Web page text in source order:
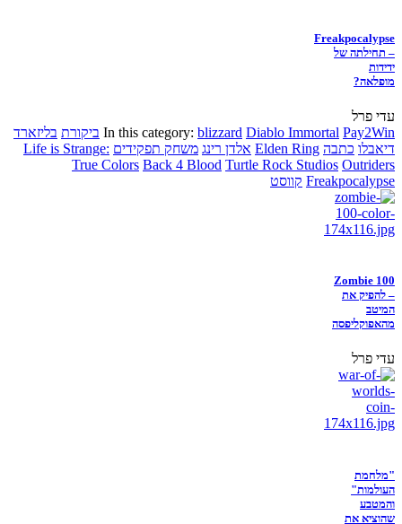
Freakpocalypse
– תחילתה של
ידידות
מופלאה?
עדי פרל
In this category: blizzard Diablo Immortal Pay2Win ביקורת בליזארד
דיאבלו כתבה Elden Ring אלדן רינג משחק תפקידים Life is Strange:
True Colors Back 4 Blood Turtle Rock Studios Outriders
Freakpocalypse קווסט
Zombie 100
– להפיק את
המיטב
מהאפוקליפסה
עדי פרל
"מלחמת
העולמות"
והמטבע
שהוציא את